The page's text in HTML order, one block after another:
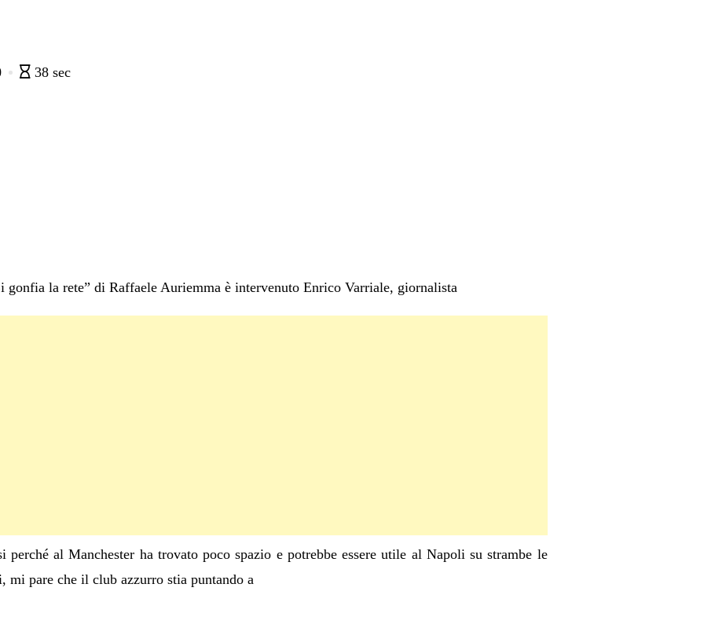
38 sec
gonfia la rete” di Raffaele Auriemma è intervenuto Enrico Varriale, giornalista
perché al Manchester ha trovato poco spazio e potrebbe essere utile al Napoli su strambe le
mi pare che il club azzurro stia puntando a